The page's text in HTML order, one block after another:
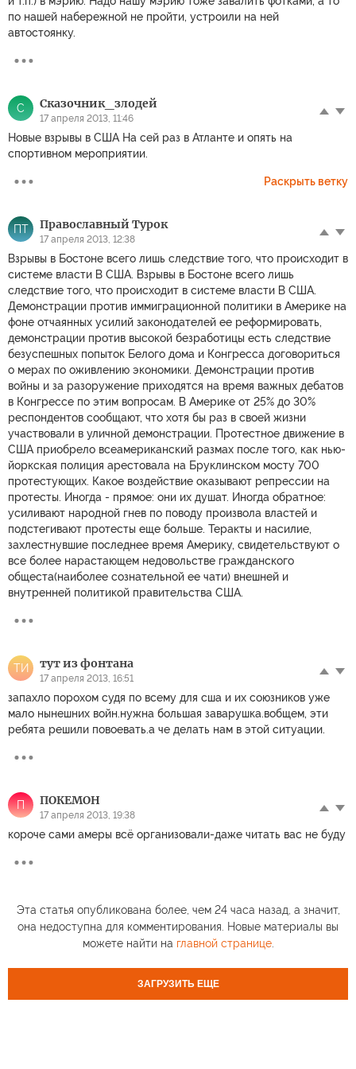
по нашей набережной не пройти, устроили на ней
автостоянку.
С Скaзочник_злодей
17 апреля 2013, 11:46
Новые взрывы в США На сей раз в Атланте и опять на
спортивном мероприятии.
Раскрыть ветку
ПТ Православный Турок
17 апреля 2013, 12:38
Взрывы в Бостоне всего лишь следствие того, что происходит в
системе власти В США. Взрывы в Бостоне всего лишь
следствие того, что происходит в системе власти В США.
Демонстрации против иммиграционной политики в Америке на
фоне отчаянных усилий законодателей ее реформировать,
демонстрации против высокой безработицы есть следствие
безуспешных попыток Белого дома и Конгресса договориться
о мерах по оживлению экономики. Демонстрации против
войны и за разоружение приходятся на время важных дебатов
в Конгрессе по этим вопросам. В Америке от 25% до 30%
респондентов сообщают, что хотя бы раз в своей жизни
участвовали в уличной демонстрации. Протестное движение в
США приобрело всеамериканский размах после того, как нью-
йоркская полиция арестовала на Бруклинском мосту 700
протестующих. Какое воздействие оказывают репрессии на
протесты. Иногда - прямое: они их душат. Иногда обратное:
усиливают народной гнев по поводу произвола властей и
подстегивают протесты еще больше. Теракты и насилие,
захлестнувшие последнее время Америку, свидетельствуют о
все более нарастающем недовольстве гражданского
общеста(наиболее сознательной ее чати) внешней и
внутренней политикой правительства США.
ТИ тут из фонтана
17 апреля 2013, 16:51
запахло порохом судя по всему для сша и их союзников уже
мало нынешних войн.нужна большая заварушка.вобщем, эти
ребята решили повоевать.а че делать нам в этой ситуации.
П ПОКЕМОН
17 апреля 2013, 19:38
короче сами амеры всё организовали-даже читать вас не буду
Эта статья опубликована более, чем 24 часа назад, а значит,
она недоступна для комментирования. Новые материалы вы
можете найти на главной странице.
ЗАГРУЗИТЬ ЕЩЕ